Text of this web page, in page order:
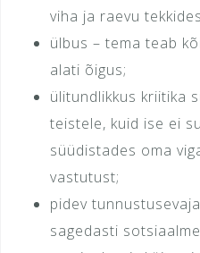
viha ja raevu
ülbus – tema teab
alati õigus;
ülitundlikkus kriitika
teistele, kuid ise ei
süüdistades oma
vastutust;
pidev
sagedasti